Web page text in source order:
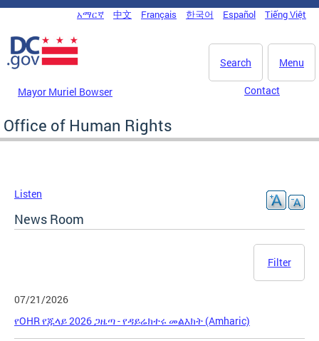
Skip to main content
DC Agency Top Menu
አማርኛ 中文 Français 한국어 Español Tiếng Việt
Menu
Search
Mayor Muriel Bowser Contact
Office of Human Rights
Listen
News Room
Filter
07/21/2026
የOHR የጁላይ 2026 ጋዜጣ - የዳይሬክተሩ መልእክት (Amharic)